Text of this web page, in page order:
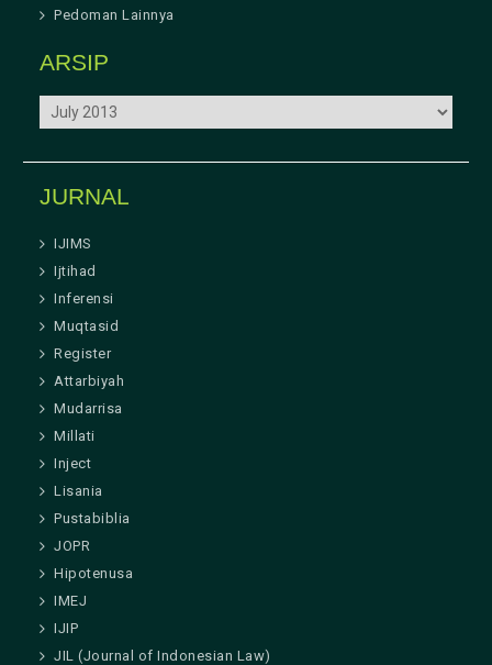
Pedoman Lainnya
ARSIP
ARSIP
JURNAL
IJIMS
Ijtihad
Inferensi
Muqtasid
Register
Attarbiyah
Mudarrisa
Millati
Inject
Lisania
Pustabiblia
JOPR
Hipotenusa
IMEJ
IJIP
JIL (Journal of Indonesian Law)